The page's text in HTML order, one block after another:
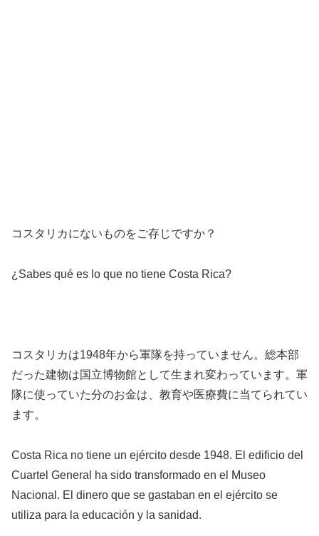
コスタリカにないものをご存じですか？
¿Sabes qué es lo que no tiene Costa Rica?
コスタリカは1948年から軍隊を持っていません。総本部
だった建物は国立博物館として生まれ変わっています。軍
隊に使っていた分のお金は、教育や医療費に当てられてい
ます。
Costa Rica no tiene un ejército desde 1948. El edificio del
Cuartel General ha sido transformado en el Museo
Nacional. El dinero que se gastaban en el ejército se
utiliza para la educación y la sanidad.